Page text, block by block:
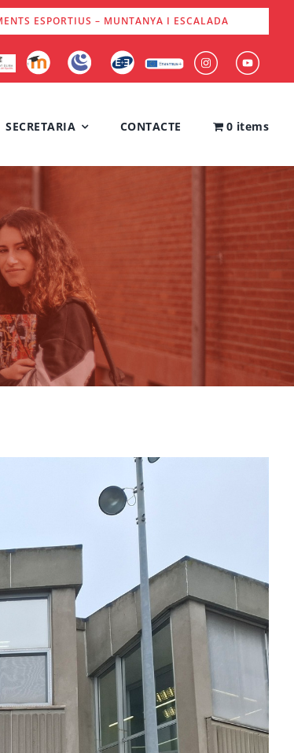
ESPORTIUS – MUNTANYA I ESCALADA
SECRETARIA CONTACTE 0 items